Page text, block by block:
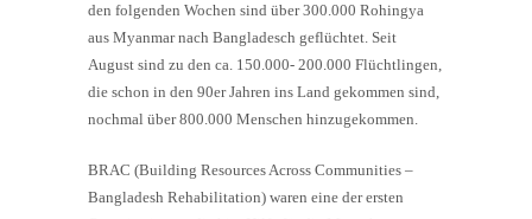
den folgenden Wochen sind über 300.000 Rohingya
aus Myanmar nach Bangladesch geflüchtet. Seit
August sind zu den ca. 150.000- 200.000 Flüchtlingen,
die schon in den 90er Jahren ins Land gekommen sind,
nochmal über 800.000 Menschen hinzugekommen.
BRAC (Building Resources Across Communities –
Bangladesh Rehabilitation) waren eine der ersten